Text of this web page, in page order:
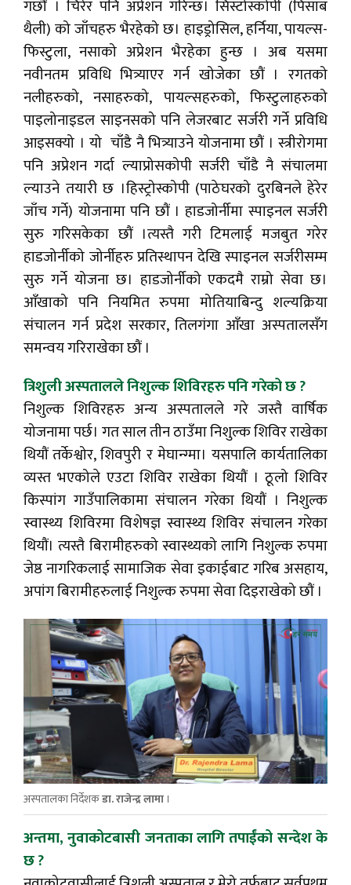
गर्छौं । चिरेर पनि अप्रेशन गरिन्छ। सिस्टोस्कोपी (पिसाब
थैली) को जाँचहरु भैरहेको छ। हाइड्रोसिल, हर्निया, पायल्स-
फिस्टुला, नसाको अप्रेशन भैरहेका हुन्छ । अब यसमा
नवीनतम प्रविधि भित्र्याएर गर्न खोजेका छौं । रगतको
नलीहरुको, नसाहरुको, पायल्सहरुको, फिस्टुलाहरुको
पाइलोनाइडल साइनसको पनि लेजरबाट सर्जरी गर्ने प्रविधि
आइसक्यो । यो चाँडै नै भित्र्याउने योजनामा छौं । स्त्रीरोगमा
पनि अप्रेशन गर्दा ल्याप्रोसकोपी सर्जरी चाँडै नै संचालमा
ल्याउने तयारी छ ।हिस्ट्रोस्कोपी (पाठेघरको दुरबिनले हेरेर
जाँच गर्ने) योजनामा पनि छौं । हाडजोर्नीमा स्पाइनल सर्जरी
सुरु गरिसकेका छौं ।त्यस्तै गरी टिमलाई मजबुत गरेर
हाडजोर्नीको जोर्नीहरु प्रतिस्थापन देखि स्पाइनल सर्जरीसम्म
सुरु गर्ने योजना छ। हाडजोर्नीको एकदमै राम्रो सेवा छ।
आँखाको पनि नियमित रुपमा मोतियाबिन्दु शल्यक्रिया
संचालन गर्न प्रदेश सरकार, तिलगंगा आँखा अस्पतालसँग
समन्वय गरिराखेका छौं ।
त्रिशुली अस्पतालले निशुल्क शिविरहरु पनि गरेको छ ?
निशुल्क शिविरहरु अन्य अस्पतालले गरे जस्तै वार्षिक
योजनामा पर्छ। गत साल तीन ठाउँमा निशुल्क शिविर राखेका
थियौं तर्केश्वोर, शिवपुरी र मेघान्ग्मा। यसपालि कार्यतालिका
व्यस्त भएकोले एउटा शिविर राखेका थियौं । ठूलो शिविर
किस्पांग गाउँपालिकामा संचालन गरेका थियौं । निशुल्क
स्वास्थ्य शिविरमा विशेषज्ञ स्वास्थ्य शिविर संचालन गरेका
थियौं। त्यस्तै बिरामीहरुको स्वास्थ्यको लागि निशुल्क रुपमा
जेष्ठ नागरिकलाई सामाजिक सेवा इकाईबाट गरिब असहाय,
अपांग बिरामीहरुलाई निशुल्क रुपमा सेवा दिइराखेको छौं ।
अस्पतालका निर्देशकडा. राजेन्द्र लामा ।
अन्तमा, नुवाकोटबासी जनताका लागि तपाईंको सन्देश के
छ ?